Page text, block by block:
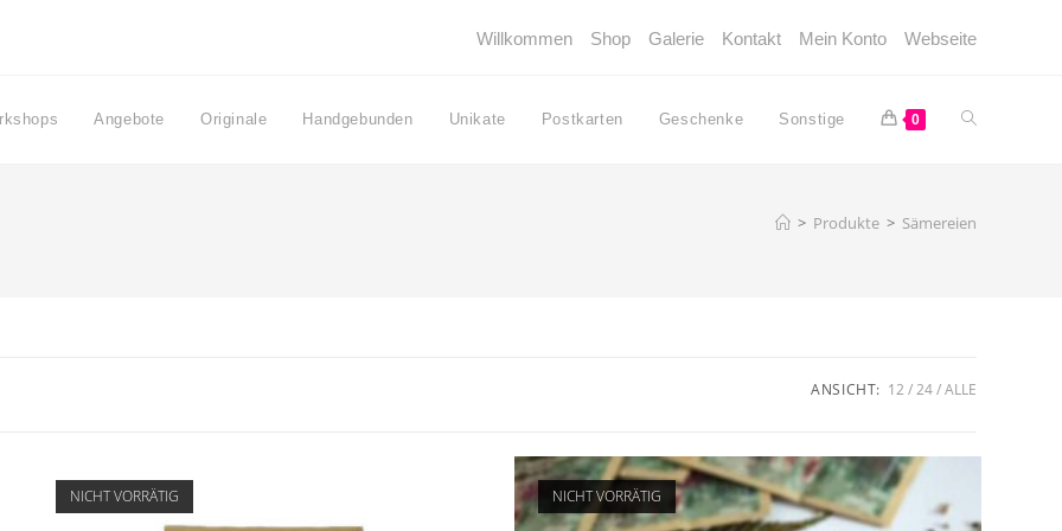
Willkommen Shop Galerie Kontakt Mein Konto Webseite
Angebote Originale Handgebunden Unikate Postkarten Geschenke Sonstige 0 Website-
> Produkte > Sämereien
ANSICHT: 12 24 ALLE
NICHT VORRÄTIG NICHT VORRÄTIG